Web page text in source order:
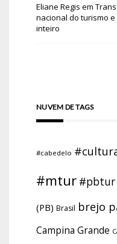
Eliane Regis em
nacional do turismo
inteiro
NUVEM DE TAGS
#cabedelo
#mtur #pbtur
(PB) Brasil brejo
Campina Grande